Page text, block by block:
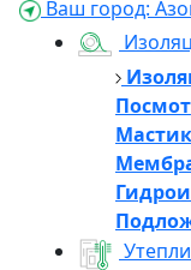
Ваш город: